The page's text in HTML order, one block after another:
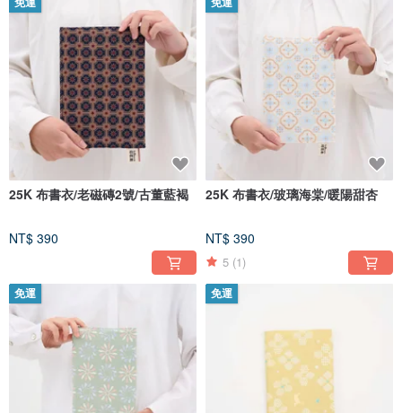
25K 布書衣/老磁磚2號/古董藍褐
NT$ 390
25K 布書衣/玻璃海棠/暖陽甜杏
NT$ 390
5 (1)
免運 免運